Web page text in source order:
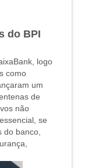
do BPI
logo
como
um
de
não
se
do banco,